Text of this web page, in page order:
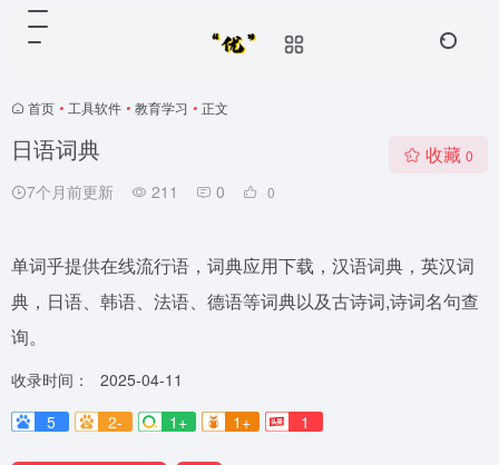
首页 • 工具软件 • 教育学习 • 正文
日语词典
7个月前更新 211 0 0
收藏 0
单词乎提供在线流行语，词典应用下载，汉语词典，英汉词
典，日语、韩语、法语、德语等词典以及古诗词,诗词名句查
询。
收录时间：
2025-04-11
5
2- 1+ 1+ 1